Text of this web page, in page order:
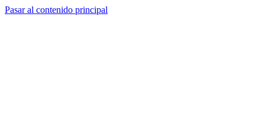
Pasar al contenido principal